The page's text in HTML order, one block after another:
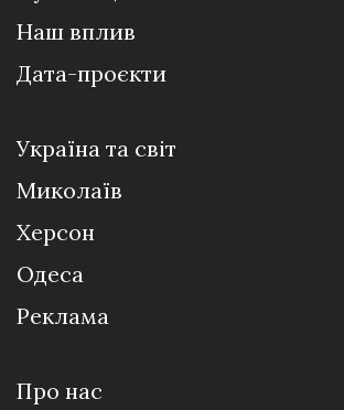
Наш вплив
Дата-проєкти
Україна та світ
Миколаїв
Херсон
Одеса
Реклама
Про нас